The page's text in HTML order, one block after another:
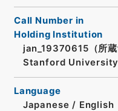
Call Number in
Holding Institution
jan_19370615（所
Stanford University
Language
Japanese / English